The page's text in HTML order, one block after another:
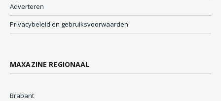
Adverteren
Privacybeleid en gebruiksvoorwaarden
MAXAZINE REGIONAAL
Brabant